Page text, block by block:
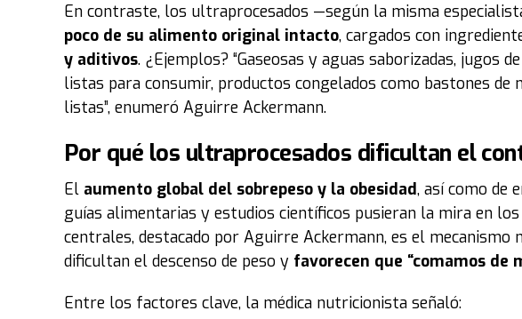
En contraste, los ultraprocesados —según la misma
poco de su alimento original intacto, cargados con
y aditivos. ¿Ejemplos? “Gaseosas y aguas saborizadas, jugos
listas para consumir, productos congelados como bastones de
listas”, enumeró Aguirre Ackermann.
Por qué los ultraprocesados dificultan el
El aumento global del sobrepeso y la obesidad, así como de
guías alimentarias y estudios científicos pusieran la mira en
centrales, destacado por Aguirre Ackermann, es el
dificultan el descenso de peso y favorecen que “comamos de
Entre los factores clave, la médica nutricionista señaló: